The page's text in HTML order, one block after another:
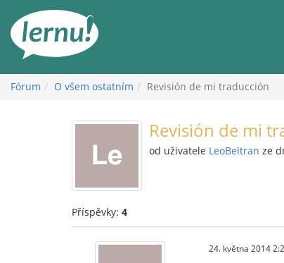
obsahu
Fórum O všem ostatním Revisión de mi traducción
Revisión de mi
od uživatele LeoBeltran ze
Příspěvky: 4
24. května 2014